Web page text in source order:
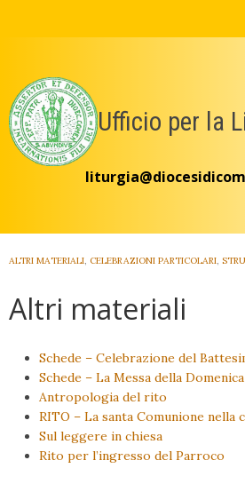
Ufficio per la
ALTRI MATERIALI, CELEBRAZIONI PARTICOLARI,
Altri materiali
Schede – Celebrazione del
Schede – La Messa della Domenica
Antropologia del rito
RITO – La santa Comunione nella
Sul leggere in chiesa
Rito per l’ingresso del Parroco